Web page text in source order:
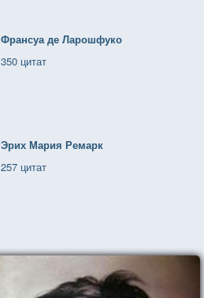
Франсуа де Ларошфуко
350 цитат
Эрих Мария Ремарк
257 цитат